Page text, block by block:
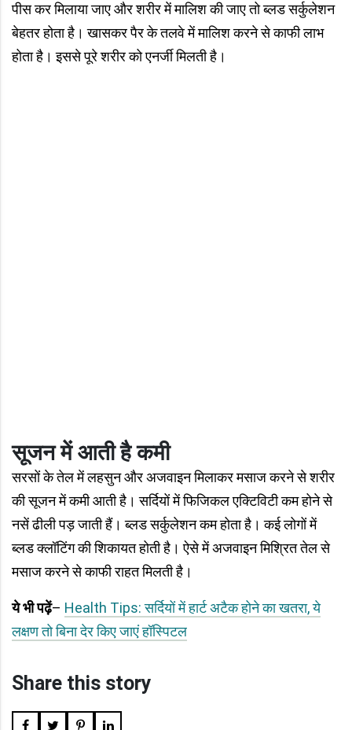
पीस कर मिलाया जाए और शरीर में मालिश की जाए तो ब्लड सर्कुलेशन
बेहतर होता है। खासकर पैर के तलवे में मालिश करने से काफी लाभ
होता है। इससे पूरे शरीर को एनर्जी मिलती है।
सूजन में आती है कमी
सरसों के तेल में लहसुन और अजवाइन मिलाकर मसाज करने से शरीर
की सूजन में कमी आती है। सर्दियों में फिजिकल एक्टिविटी कम होने से
नसें ढीली पड़ जाती हैं। ब्लड सर्कुलेशन कम होता है। कई लोगों में
ब्लड क्लॉटिंग की शिकायत होती है। ऐसे में अजवाइन मिश्रित तेल से
मसाज करने से काफी राहत मिलती है।
ये भी पढ़ें– Health Tips: सर्दियों में हार्ट अटैक होने का खतरा, ये
लक्षण तो बिना देर किए जाएं हॉस्पिटल
Share this story